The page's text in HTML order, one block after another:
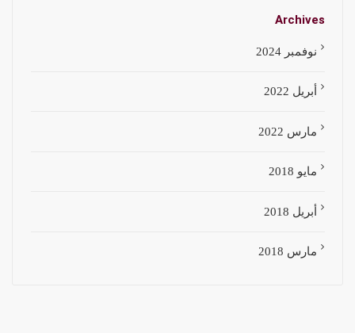
Archives
نوفمبر 2024
أبريل 2022
مارس 2022
مايو 2018
أبريل 2018
مارس 2018